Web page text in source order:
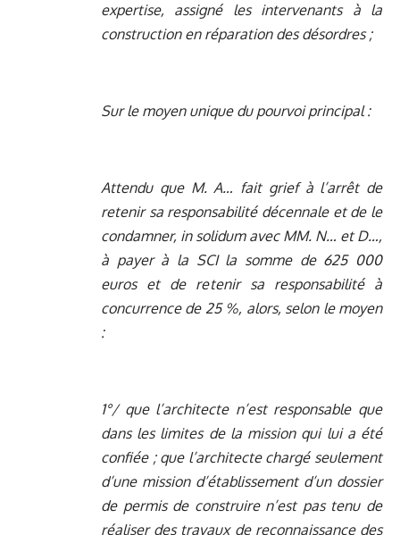
expertise, assigné les intervenants à la
construction en réparation des désordres ;
Sur le moyen unique du pourvoi principal :
Attendu que M. A… fait grief à l’arrêt de
retenir sa responsabilité décennale et de le
condamner, in solidum avec MM. N… et D…,
à payer à la SCI la somme de 625 000
euros et de retenir sa responsabilité à
concurrence de 25 %, alors, selon le moyen
:
1°/ que l’architecte n’est responsable que
dans les limites de la mission qui lui a été
confiée ; que l’architecte chargé seulement
d’une mission d’établissement d’un dossier
de permis de construire n’est pas tenu de
réaliser des travaux de reconnaissance des